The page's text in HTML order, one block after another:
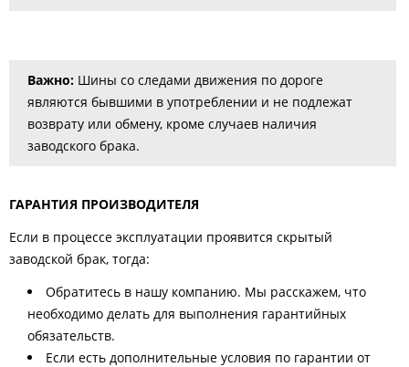
Важно: Шины со следами движения по дороге
являются бывшими в употреблении и не подлежат
возврату или обмену, кроме случаев наличия
заводского брака.
ГАРАНТИЯ ПРОИЗВОДИТЕЛЯ
Если в процессе эксплуатации проявится скрытый
заводской брак, тогда:
Обратитесь в нашу компанию. Мы расскажем, что
необходимо делать для выполнения гарантийных
обязательств.
Если есть дополнительные условия по гарантии от